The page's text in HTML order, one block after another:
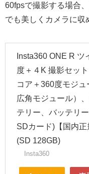
60fpsで撮影する場合
でも美しくカメラに収
Insta360 ONE R ツ
度＋４K 撮影セッ
コア＋360度モジュ
広角モジュール）
テリー、バッテリー
SDカード)【国内正
(SD 128GB)
Insta360